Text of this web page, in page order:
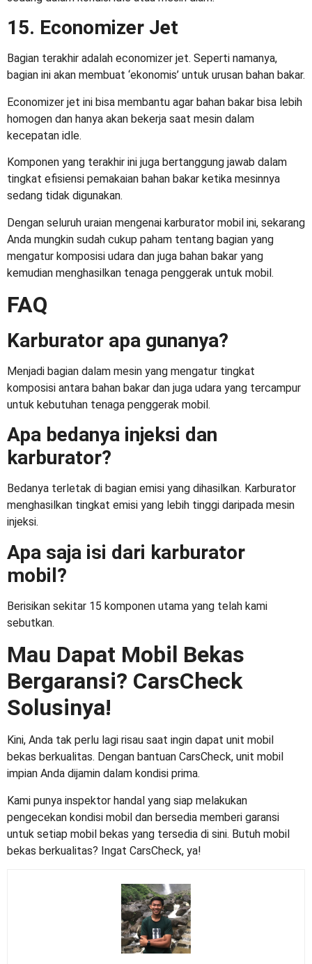
15. Economizer Jet
Bagian terakhir adalah economizer jet. Seperti namanya,
bagian ini akan membuat ‘ekonomis’ untuk urusan bahan bakar.
Economizer jet ini bisa membantu agar bahan bakar bisa lebih
homogen dan hanya akan bekerja saat mesin dalam
kecepatan idle.
Komponen yang terakhir ini juga bertanggung jawab dalam
tingkat efisiensi pemakaian bahan bakar ketika mesinnya
sedang tidak digunakan.
Dengan seluruh uraian mengenai karburator mobil ini, sekarang
Anda mungkin sudah cukup paham tentang bagian yang
mengatur komposisi udara dan juga bahan bakar yang
kemudian menghasilkan tenaga penggerak untuk mobil.
FAQ
Karburator apa gunanya?
Menjadi bagian dalam mesin yang mengatur tingkat
komposisi antara bahan bakar dan juga udara yang tercampur
untuk kebutuhan tenaga penggerak mobil.
Apa bedanya injeksi dan
karburator?
Bedanya terletak di bagian emisi yang dihasilkan. Karburator
menghasilkan tingkat emisi yang lebih tinggi daripada mesin
injeksi.
Apa saja isi dari karburator
mobil?
Berisikan sekitar 15 komponen utama yang telah kami
sebutkan.
Mau Dapat Mobil Bekas
Bergaransi? CarsCheck
Solusinya!
Kini, Anda tak perlu lagi risau saat ingin dapat unit mobil
bekas berkualitas. Dengan bantuan CarsCheck, unit mobil
impian Anda dijamin dalam kondisi prima.
Kami punya inspektor handal yang siap melakukan
pengecekan kondisi mobil dan bersedia memberi garansi
untuk setiap mobil bekas yang tersedia di sini. Butuh mobil
bekas berkualitas? Ingat CarsCheck, ya!